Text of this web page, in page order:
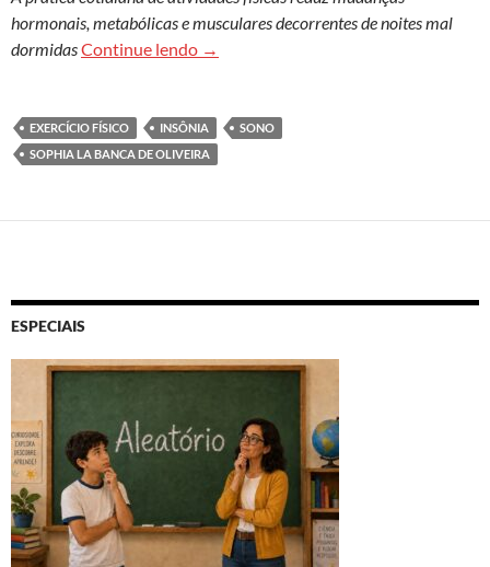
hormonais, metabólicas e musculares decorrentes de noites mal
dormidasContinue lendo Exercício físico protege contra efeitos
→
EXERCÍCIO FÍSICO INSÔNIA
SONO
SOPHIA LA BANCA DE OLIVEIRA
ESPECIAIS